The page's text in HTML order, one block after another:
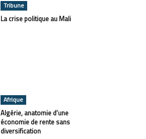
Tribune
La crise politique au Mali
Afrique
Algérie, anatomie d’une
économie de rente sans
diversification